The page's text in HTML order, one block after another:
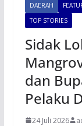
DAERAH
TOP STORIES
Sidak
dan
Pelaku
24 Juli 2026